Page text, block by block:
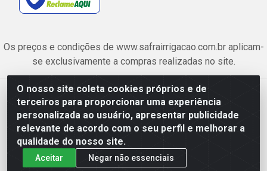
O nosso site coleta cookies próprios e de
terceiros para proporcionar uma experiência
personalizada ao usuário, apresentar publicidade
relevante de acordo com o seu perfil e melhorar a
qualidade do nosso site.
Aceitar Negar não essenciais
Os preços e condições de www.safrairrigacao.com.br aplicam-
se exclusivamente a compras realizadas no site.
Safra Agrícola e Pecuária LTDA - Avenida Castelo Branco, 5330 -
Esplanada dos Anicuns, Goiânia/GO - CEP 74.433-205 - CNPJ
06.315.490/0001-00